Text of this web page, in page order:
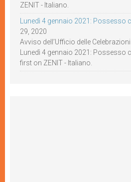
ZENIT - Italiano.
Lunedì 4 gennaio 2021: Possesso
29, 2020
Avviso dell’Ufficio delle
Lunedì 4 gennaio 2021: Possesso
first on ZENIT - Italiano.